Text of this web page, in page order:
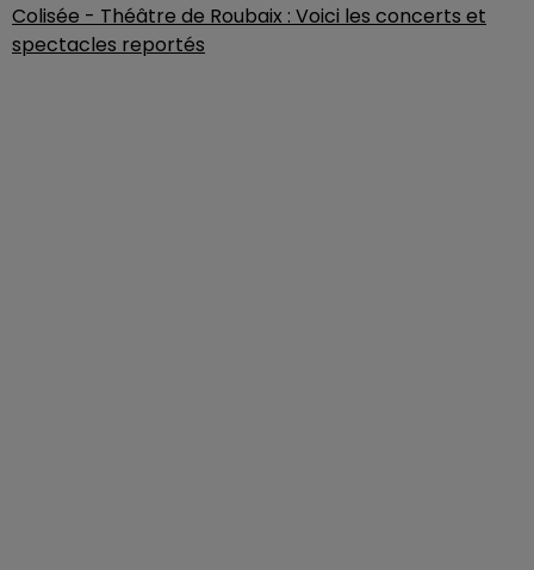
Colisée - Théâtre de Roubaix : Voici les concerts et
spectacles reportés